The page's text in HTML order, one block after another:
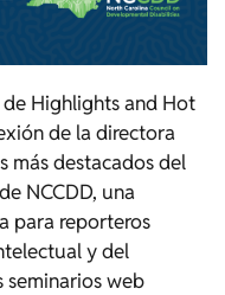
Highlights and Hot
de la directora
más destacados del
NCCDD, una
para reporteros
y del
seminarios web